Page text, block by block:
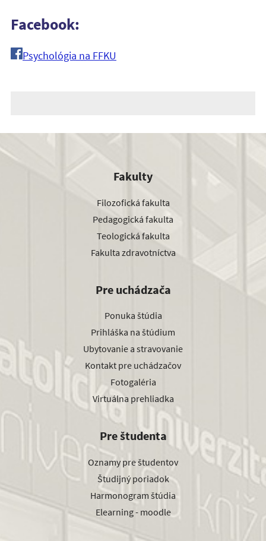
Facebook:
Psychológia na FFKU
Fakulty
Filozofická fakulta
Pedagogická fakulta
Teologická fakulta
Fakulta zdravotníctva
Pre uchádzača
Ponuka štúdia
Prihláška na štúdium
Ubytovanie a stravovanie
Kontakt pre uchádzačov
Fotogaléria
Virtuálna prehliadka
Pre študenta
Oznamy pre študentov
Študijný poriadok
Harmonogram štúdia
Elearning - moodle